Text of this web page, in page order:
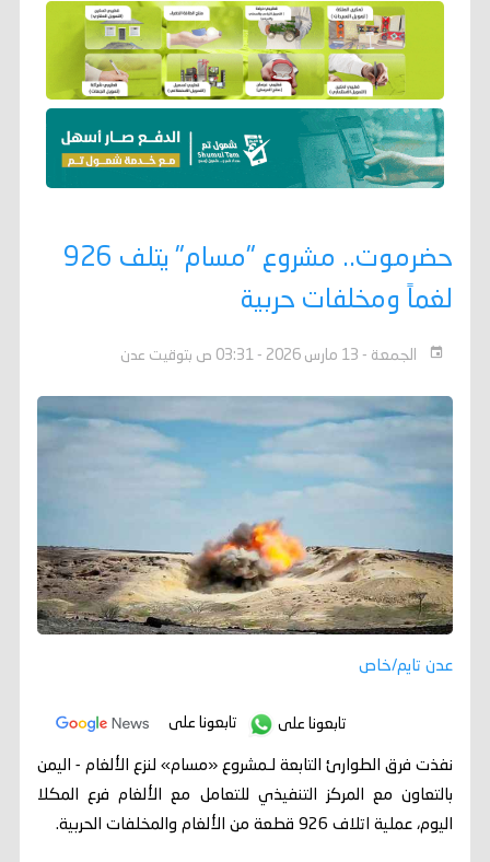
حضرموت.. مشروع "مسام" يتلف 926
لغماً ومخلفات حربية
الجمعة - 13 مارس 2026 - 03:31 ص بتوقيت عدن
عدن تايم/خاص
تابعونا على تابعونا على
نفذت فرق الطوارئ التابعة لـمشروع «مسام» لنزع الألغام - اليمن
بالتعاون مع المركز التنفيذي للتعامل مع الألغام فرع المكلا
اليوم، عملية اتلاف 926 قطعة من الألغام والمخلفات الحربية.